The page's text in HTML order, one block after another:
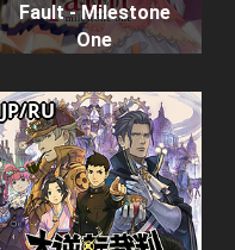
Fault - Milestone
One
JP/RU